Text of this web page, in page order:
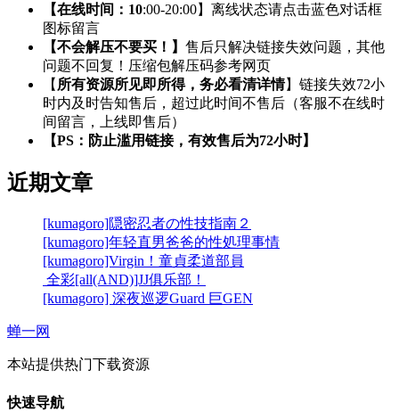
【在线时间：10:00-20:00】离线状态请点击蓝色对话框
图标留言
【不会解压不要买！】 售后只解决链接失效问题，其他
问题不回复！压缩包解压码参考网页
【 所有资源所见即所得，务必看清详情】链接失效72小
时内及时告知售后，超过此时间不售后（客服不在线时
间留言，上线即售后）
【PS：防止滥用链接，有效售后为72小时】
近期文章
[kumagoro]隠密忍者の性技指南２
[kumagoro]年轻直男爸爸的性処理事情
[kumagoro]Virgin！童貞柔道部員
全彩[all(AND)]JJ俱乐部！
[kumagoro] 深夜巡逻Guard 巨GEN
蝉一网
本站提供热门下载资源
快速导航